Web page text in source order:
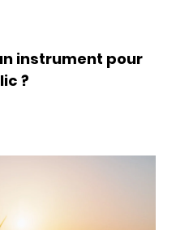
instrument pour
?